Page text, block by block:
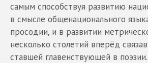
самым способствуя развитию
в смысле общенационального
просодии, и в развитии
несколько столетий вперёд
ставшей главенствующей в